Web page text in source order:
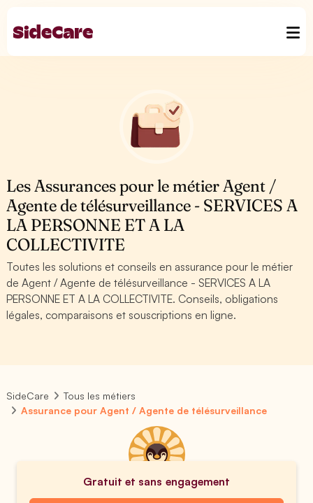
Les Assurances pour le métier Agent /
Agente de télésurveillance - SERVICES A
LA PERSONNE ET A LA
COLLECTIVITE
Toutes les solutions et conseils en assurance pour le métier
de Agent / Agente de télésurveillance - SERVICES A LA
PERSONNE ET A LA COLLECTIVITE. Conseils, obligations
légales, comparaisons et souscriptions en ligne.
SideCare
Tous les métiers
Assurance pour Agent / Agente de télésurveillance
Gratuit et sans engagement